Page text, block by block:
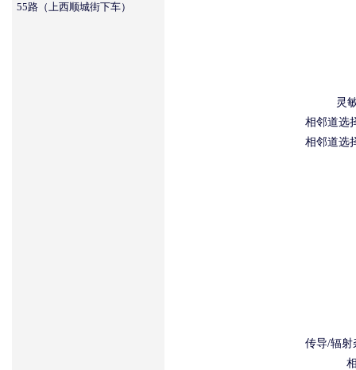
55路（上西顺城街下车）
灵
相邻道选
相邻道选
传导/辐射